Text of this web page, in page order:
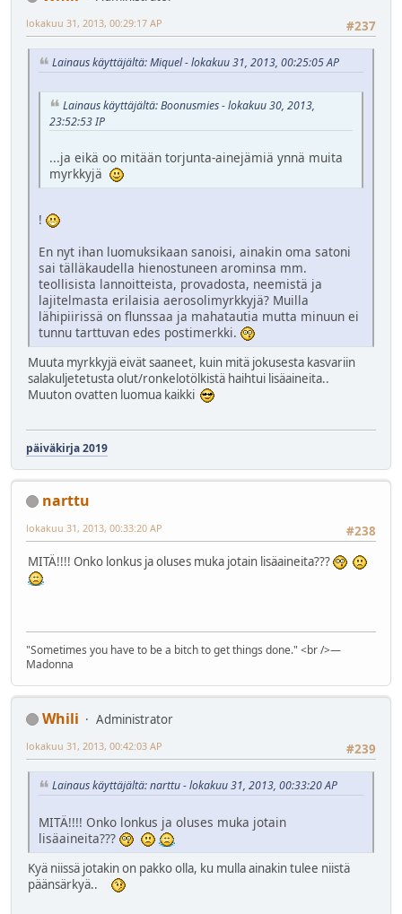
#237
lokakuu 31, 2013, 00:29:17 AP
Lainaus käyttäjältä: Miquel - lokakuu 31, 2013, 00:25:05 AP
Lainaus käyttäjältä: Boonusmies - lokakuu 30, 2013,
23:52:53 IP
...ja eikä oo mitään torjunta-ainejämiä ynnä muita
myrkkyjä
!
En nyt ihan luomuksikaan sanoisi, ainakin oma satoni
sai tälläkaudella hienostuneen arominsa mm.
teollisista lannoitteista, provadosta, neemistä ja
lajitelmasta erilaisia aerosolimyrkkyjä? Muilla
lähipiirissä on flunssaa ja mahatautia mutta minuun ei
tunnu tarttuvan edes postimerkki.
Muuta myrkkyjä eivät saaneet, kuin mitä jokusesta kasvariin
salakuljetetusta olut/ronkelotölkistä haihtui lisäaineita..
Muuton ovatten luomua kaikki
päiväkirja 2019
narttu
#238
lokakuu 31, 2013, 00:33:20 AP
MITÄ!!!! Onko lonkus ja oluses muka jotain lisäaineita???
"Sometimes you have to be a bitch to get things done." <br />―
Madonna
Whili
Administrator
#239
lokakuu 31, 2013, 00:42:03 AP
Lainaus käyttäjältä: narttu - lokakuu 31, 2013, 00:33:20 AP
MITÄ!!!! Onko lonkus ja oluses muka jotain
lisäaineita???
Kyä niissä jotakin on pakko olla, ku mulla ainakin tulee niistä
päänsärkyä..